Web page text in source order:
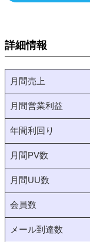
詳細情報
月間売上
月間営業利益
年間利回り
月間PV数
月間UU数
会員数
メール到達数